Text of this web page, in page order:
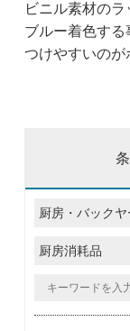
ビニル素材のラ
ブルー着色す
つけやすいのが